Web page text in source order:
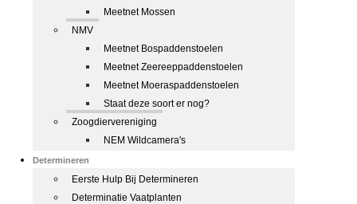
Meetnet Mossen
NMV
Meetnet Bospaddenstoelen
Meetnet Zeereeppaddenstoelen
Meetnet Moeraspaddenstoelen
Staat deze soort er nog?
Zoogdiervereniging
NEM Wildcamera's
Determineren
Eerste Hulp Bij Determineren
Determinatie Vaatplanten